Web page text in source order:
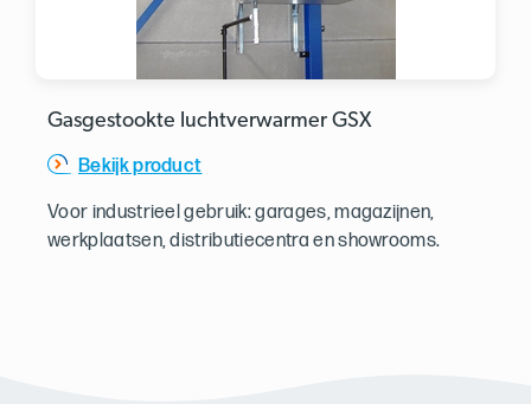
Gasgestookte luchtverwarmer GSX
Bekijk product
Voor industrieel gebruik: garages, magazijnen,
werkplaatsen, distributiecentra en showrooms.